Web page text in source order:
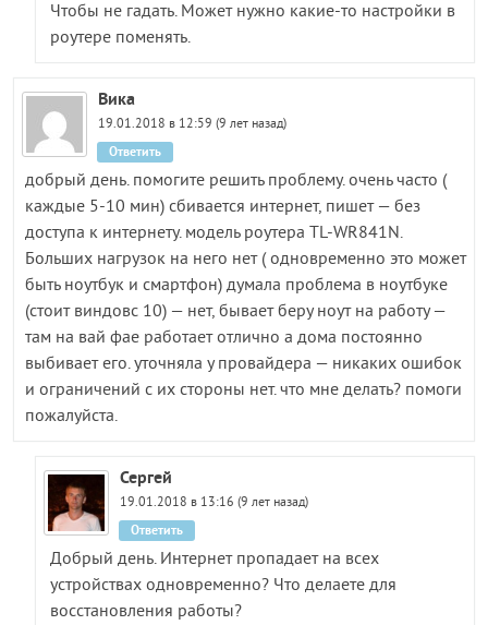
Чтобы не гадать. Может нужно какие-то настройки в
роутере поменять.
Вика
19.01.2018 в 12:59 (9 лет назад)
добрый день. помогите решить проблему. очень часто (
каждые 5-10 мин) сбивается интернет, пишет — без
доступа к интернету. модель роутера TL-WR841N.
Больших нагрузок на него нет ( одновременно это может
быть ноутбук и смартфон) думала проблема в ноутбуке
(стоит виндовс 10) — нет, бывает беру ноут на работу —
там на вай фае работает отлично а дома постоянно
выбивает его. уточняла у провайдера — никаких ошибок
и ограничений с их стороны нет. что мне делать? помоги
пожалуйста.
Ответить
Сергей
19.01.2018 в 13:16 (9 лет назад)
Добрый день. Интернет пропадает на всех
устройствах одновременно? Что делаете для
восстановления работы?
Ответить